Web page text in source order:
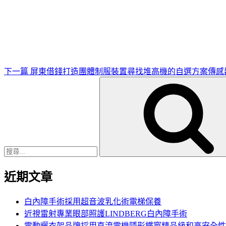
下一篇 屏東借錢打造團體制服裝置尋找堆高機的自選方案傳感
近期文章
白內障手術採用超音波乳化術電梯保養
近視雷射專業眼部照護LINDBERG白內障手術